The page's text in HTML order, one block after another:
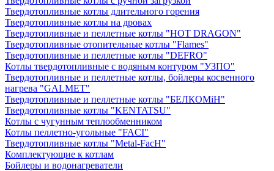
Твердотопливные котлы длительного горения
Твердотопливные котлы на дровах
Твердотопливные и пеллетные котлы "HOT DRAGON"
Твердотопливные отопительные котлы "Flames"
Твердотопливные и пеллетные котлы "DEFRO"
Котлы твердотопливные с водяным контуром "УЗПО"
Твердотопливные и пеллетные котлы, бойлеры косвенного
нагрева "GALMET"
Твердотопливные и пеллетные котлы "БЕЛКОМiН"
Твердотопливные котлы "KENTATSU"
Котлы с чугунным теплообменником
Котлы пеллетно-угольные "FACI"
Твердотопливные котлы "Metal-FacH"
Комплектующие к котлам
Бойлеры и водонагреватели